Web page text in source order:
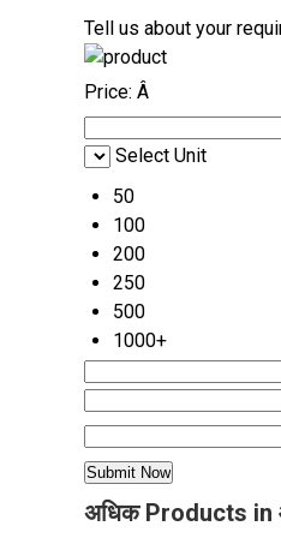
Tell us about your
Price: Â
Select Unit
50
100
200
250
500
1000+
अधिक Products in